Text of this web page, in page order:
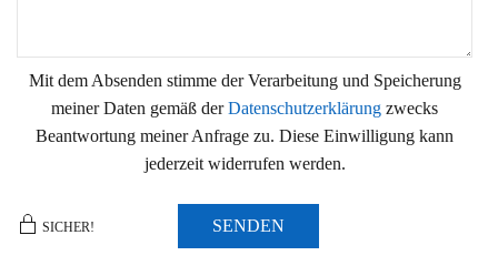
Mit dem Absenden stimme der Verarbeitung und Speicherung
meiner Daten gemäß derDatenschutzerklärung zwecks
Beantwortung meiner Anfrage zu. Diese Einwilligung kann
jederzeit widerrufen werden.
SICHER! SENDEN